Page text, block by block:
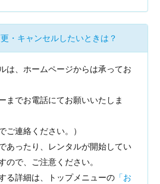
・キャンセルしたいときは？
は、ホームページからは承ってお
までお電話にてお願いいたしま
ご連絡ください。）
あったり、レンタルが開始してい
ので、ご注意ください。
る詳細は、トップメニューの 「お